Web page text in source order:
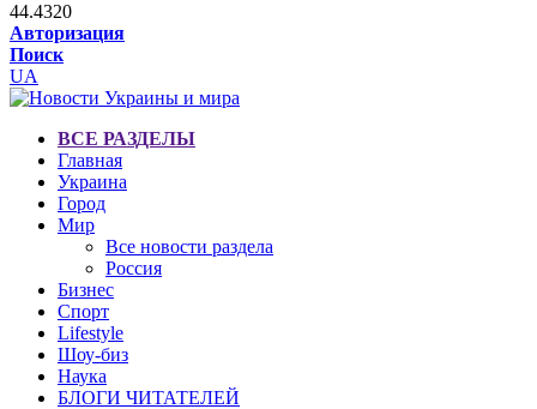
44.4320
Авторизация
Поиск
UA
ВСЕ РАЗДЕЛЫ
Главная
Украина
Город
Мир
Все новости раздела
Россия
Бизнес
Спорт
Lifestyle
Шоу-биз
Наука
БЛОГИ ЧИТАТЕЛЕЙ